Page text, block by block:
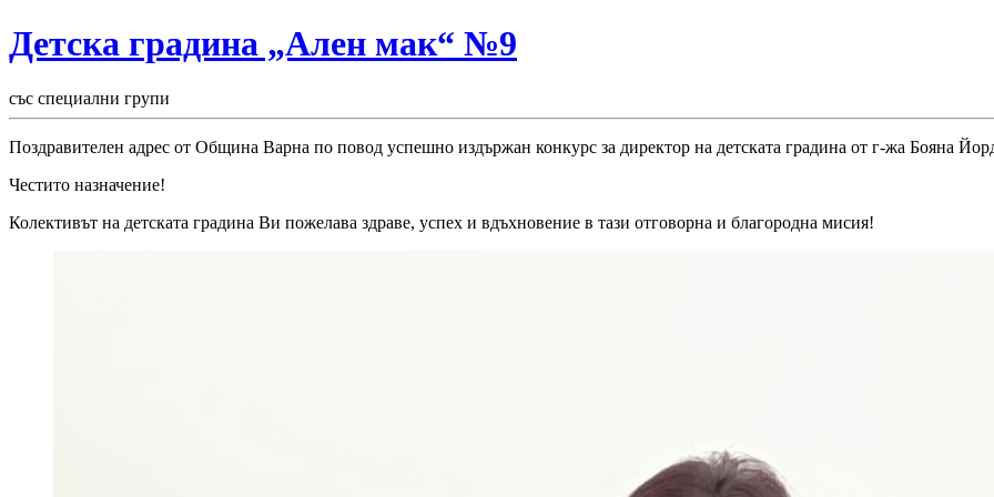
Детска градина „Ален мак“ №9
със специални групи
Поздравителен адрес от Община Варна по повод успешно издържан конкурс за директор на детската градина от г-жа Бояна
Честито назначение!
Колективът на детската градина Ви пожелава здраве, успех и вдъхновение в тази отговорна и благородна мисия!